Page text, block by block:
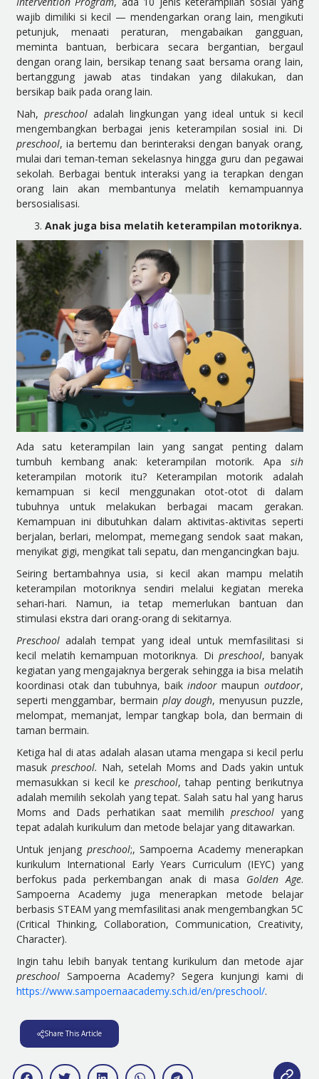
wajib dimiliki si kecil — mendengarkan orang lain, mengikuti
petunjuk, menaati peraturan, mengabaikan gangguan,
meminta bantuan, berbicara secara bergantian, bergaul
dengan orang lain, bersikap tenang saat bersama orang lain,
bertanggung jawab atas tindakan yang dilakukan, dan
bersikap baik pada orang lain.
Nah, preschooladalah lingkungan yang ideal untuk si kecil
mengembangkan berbagai jenis keterampilan sosial ini. Di
preschool, ia bertemu dan berinteraksi dengan banyak orang,
mulai dari teman-teman sekelasnya hingga guru dan pegawai
sekolah. Berbagai bentuk interaksi yang ia terapkan dengan
orang lain akan membantunya melatih kemampuannya
bersosialisasi.
Anak juga bisa melatih keterampilan motoriknya.
Ada satu keterampilan lain yang sangat penting dalam
tumbuh kembang anak: keterampilan motorik. Apa sih
keterampilan motorik itu? Keterampilan motorik adalah
kemampuan si kecil menggunakan otot-otot di dalam
tubuhnya untuk melakukan berbagai macam gerakan.
Kemampuan ini dibutuhkan dalam aktivitas-aktivitas seperti
berjalan, berlari, melompat, memegang sendok saat makan,
menyikat gigi, mengikat tali sepatu, dan mengancingkan baju.
Seiring bertambahnya usia, si kecil akan mampu melatih
keterampilan motoriknya sendiri melalui kegiatan mereka
sehari-hari. Namun, ia tetap memerlukan bantuan dan
stimulasi ekstra dari orang-orang di sekitarnya.
Preschooladalah tempat yang ideal untuk memfasilitasi si
kecil melatih kemampuan motoriknya. Dipreschool, banyak
kegiatan yang mengajaknya bergerak sehingga ia bisa melatih
koordinasi otak dan tubuhnya, baikindoor maupun outdoor,
seperti menggambar, bermain play dough, menyusun puzzle,
melompat, memanjat, lempar tangkap bola, dan bermain di
taman bermain.
Ketiga hal di atas adalah alasan utama mengapa si kecil perlu
masuk preschool. Nah, setelah Moms and Dads yakin untuk
memasukkan si kecil ke preschool, tahap penting berikutnya
adalah memilih sekolah yang tepat. Salah satu hal yang harus
Moms and Dads perhatikan saat memilihpreschool yang
tepat adalah kurikulum dan metode belajar yang ditawarkan.
Untuk jenjang preschool;, Sampoerna Academy menerapkan
kurikulum International Early Years Curriculum (IEYC) yang
berfokus pada perkembangan anak di masa Golden Age.
Sampoerna Academy juga menerapkan metode belajar
berbasis STEAM yang memfasilitasi anak mengembangkan 5C
(Critical Thinking, Collaboration, Communication, Creativity,
Character).
Ingin tahu lebih banyak tentang kurikulum dan metode ajar
preschoolSampoerna Academy? Segera kunjungi kami di
https://www.sampoernaacademy.sch.id/en/preschool/.
Share This Article